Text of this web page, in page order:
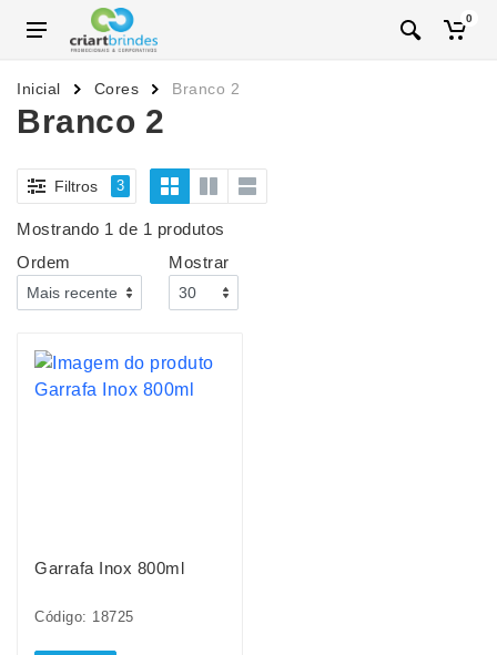
0
Inicial Cores Branco 2
Branco 2
Filtros 3
Mostrando 1 de 1 produtos
Ordem
Mostrar
Garrafa Inox 800ml
Código: 18725